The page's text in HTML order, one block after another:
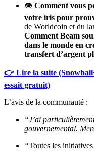
👁️ Comment vous
votre iris pour
de Worldcoin et du
Comment Beam
dans le monde en
transfert d’argent
👉 Lire la suite
essait gratuit)
L’avis de la communauté :
“J’ai
gouvernemental.
“Toutes les